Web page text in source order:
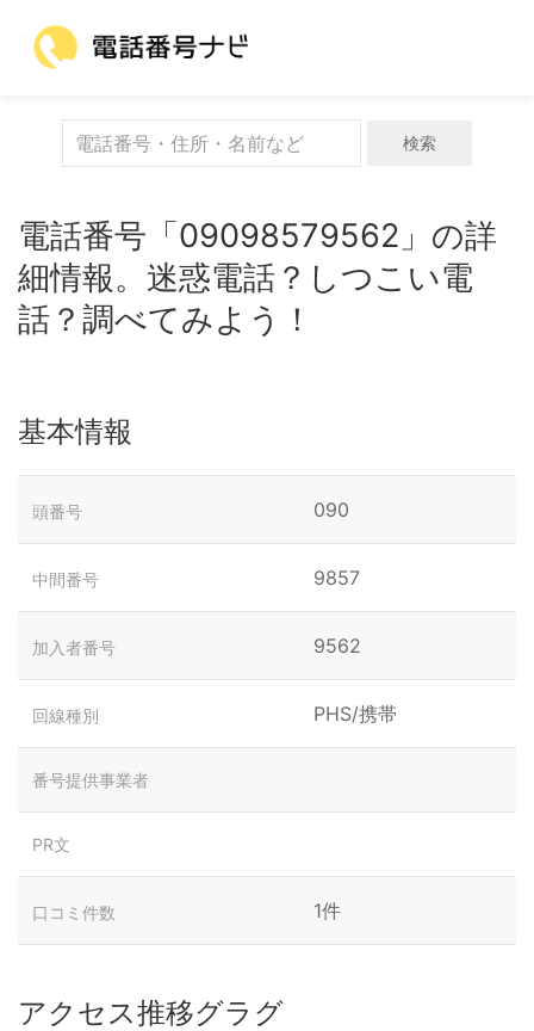
検索
電話番号「09098579562」の詳
細情報。迷惑電話？しつこい電
話？調べてみよう！
基本情報
頭番号 090
中間番号 9857
加入者番号 9562
回線種別 PHS/携帯
番号提供事業者
PR文
口コミ件数 1件
アクセス推移グラグ